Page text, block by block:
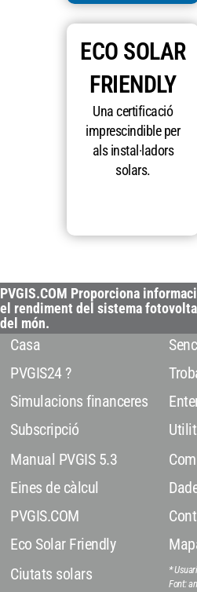
ECO SOLAR
FRIENDLY
Una certificació
imprescindible per
als instal·ladors
solars.
PVGIS.COM Proporciona
el rendiment del sistema
del món.
Casa
PVGIS24 ?
Simulacions financeres
Subscripció
Manual PVGIS 5.3
Eines de càlcul
PVGIS.COM
Eco Solar Friendly
Ciutats solars
*
Font: